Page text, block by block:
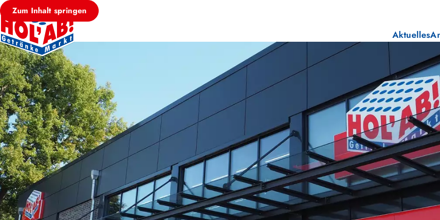
Zum Inhalt springen
Aktuelles
HOL’AB! MÄRKTE